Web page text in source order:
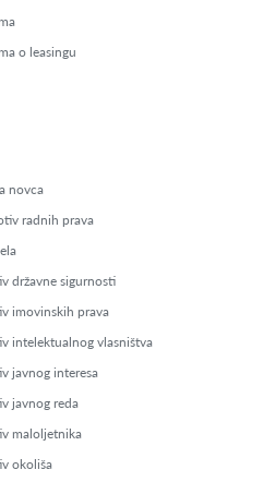
o leasingu
novca
radnih prava
državne sigurnosti
imovinskih prava
intelektualnog vlasništva
javnog interesa
javnog reda
maloljetnika
okoliša